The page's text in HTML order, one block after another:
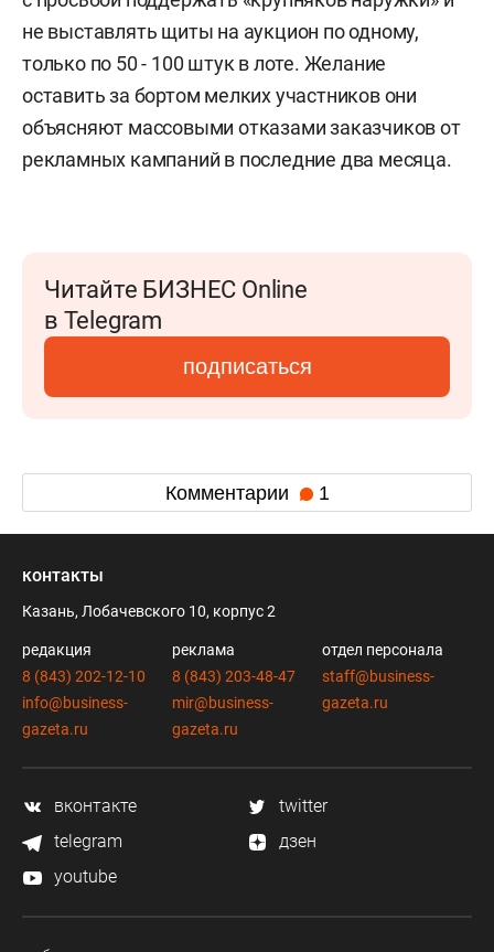
не выставлять щиты на аукцион по одному,
только по 50 - 100 штук в лоте. Желание
оставить за бортом мелких участников они
объясняют массовыми отказами заказчиков от
рекламных кампаний в последние два месяца.
Читайте БИЗНЕС Online
в Telegram
подписаться
Комментарии 1
контакты
Казань, Лобачевского 10, корпус 2
редакция
8 (843) 202-12-10
info@business-
gazeta.ru
реклама
8 (843) 203-48-47
mir@business-
gazeta.ru
отдел персонала
staff@business-
gazeta.ru
вконтакте
twitter
telegram
дзен
youtube